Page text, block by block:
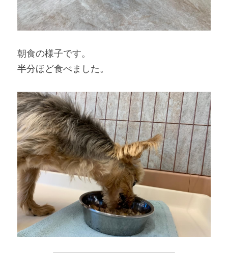
朝食の様子です。
半分ほど食べました。